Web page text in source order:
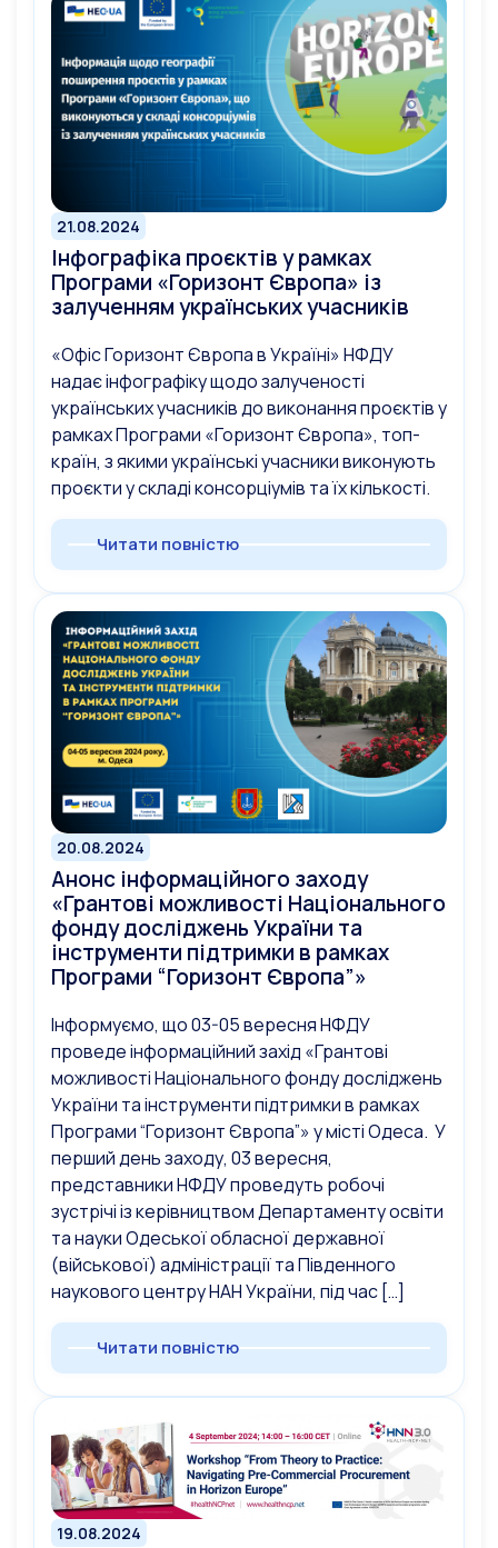
21.08.2024
Інфографіка проєктів у рамках
Програми «Горизонт Європа» із
залученням українських учасників
«Офіс Горизонт Європа в Україні» НФДУ
надає інфографіку щодо залученості
українських учасників до виконання проєктів у
рамках Програми «Горизонт Європа», топ-
країн, з якими українські учасники виконують
проєкти у складі консорціумів та їх кількості.
Читати повністю
20.08.2024
Анонс інформаційного заходу
«Грантові можливості Національного
фонду досліджень України та
інструменти підтримки в рамках
Програми “Горизонт Європа”»
Інформуємо, що 03-05 вересня НФДУ
проведе інформаційний захід «Грантові
можливості Національного фонду досліджень
України та інструменти підтримки в рамках
Програми “Горизонт Європа”» у місті Одеса. У
перший день заходу, 03 вересня,
представники НФДУ проведуть робочі
зустрічі із керівництвом Департаменту освіти
та науки Одеської обласної державної
(військової) адміністрації та Південного
наукового центру НАН України, під час […]
Читати повністю
19.08.2024